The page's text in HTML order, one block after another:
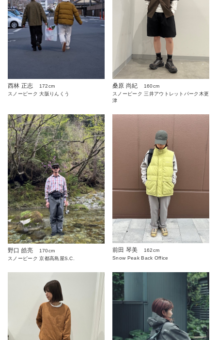
西林 正志
172cm
スノーピーク 大阪りんくう
桑原 尚紀
160cm
スノーピーク 三井アウトレットパーク木更
津
野口 皓亮
170cm
スノーピーク 京都高島屋S.C.
前田 琴美
162cm
Snow Peak Back Office